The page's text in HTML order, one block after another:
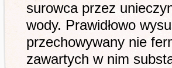
surowca przez
wody. Prawidłowo
przechowywany nie
zawartych w nim